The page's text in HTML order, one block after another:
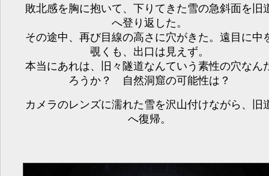
敗北感を胸に抱いて、下りてきた雪の急斜面を旧
へ登り返した。
その途中、再び目線の高さに穴がきた。遠目に中
覗くも、出口は見えず。
本当にあれは、旧々隧道なんていう素性の穴なん
ろうか？ 自然洞窟の可能性は？
カメラのレンズに濡れた雪を沢山付けながら、旧
へ復帰。